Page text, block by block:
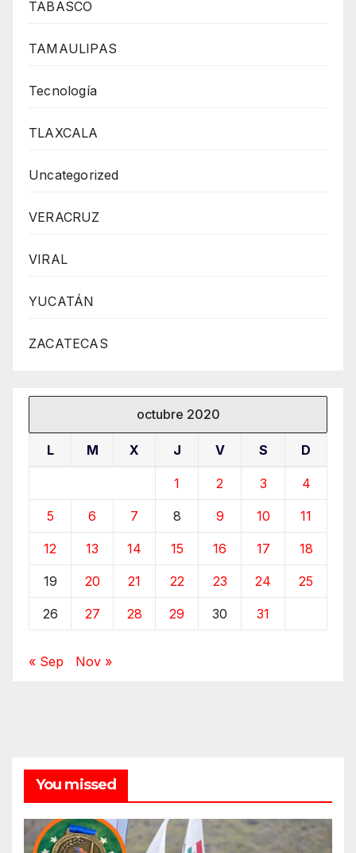
TABASCO
TAMAULIPAS
Tecnología
TLAXCALA
Uncategorized
VERACRUZ
VIRAL
YUCATÁN
ZACATECAS
octubre 2020
L M X J V S D
1 2 3 4
5 6 7 8 9 10 11
12 13 14 15 16 17 18
19 20 21 22 23 24 25
26 27 28 29 30 31
« Sep Nov »
You missed